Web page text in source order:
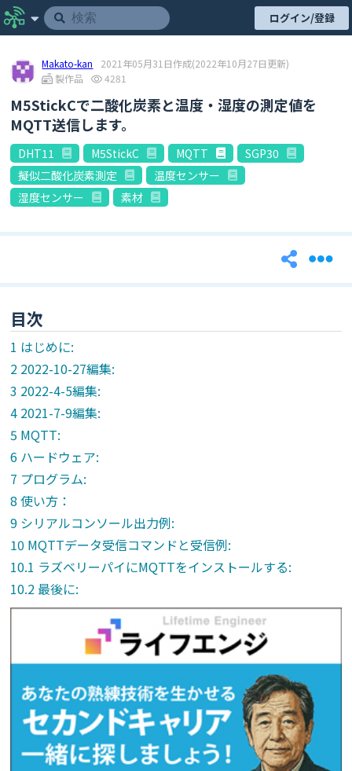
ログイン/登録
Makato-kan 2021年05月31日作成(2022年10月27日更新)
製作品
4281
M5StickCで二酸化炭素と温度・湿度の測定値を
MQTT送信します。
DHT11 M5StickC MQTT
SGP30
擬似二酸化炭素測定
温度センサー
湿度センサー
素材
目次
はじめに:
2022-10-27編集:
2022-4-5編集:
2021-7-9編集:
MQTT:
ハードウェア:
プログラム:
使い方：
シリアルコンソール出力例:
MQTTデータ受信コマンドと受信例:
ラズベリーパイにMQTTをインストールする:
最後に: